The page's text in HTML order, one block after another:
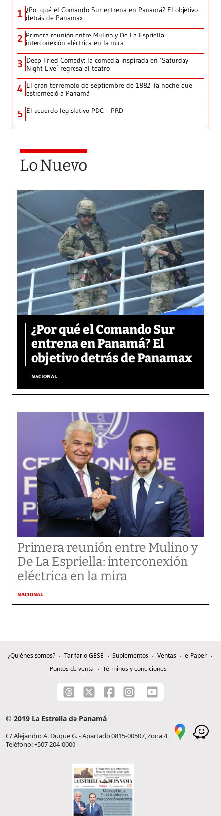
1 ¿Por qué el Comando Sur entrena en Panamá? El objetivo
detrás de Panamax
2 Primera reunión entre Mulino y De La Espriella:
interconexión eléctrica en la mira
3 Deep Fried Comedy: la comedia inspirada en ‘Saturday
Night Live’ regresa al teatro
4 El gran terremoto de septiembre de 1882: la noche que
estremeció a Panamá
5 El acuerdo legislativo PDC – PRD
Lo Nuevo
¿Por qué el Comando Sur
entrena en Panamá? El
objetivo detrás de Panamax
NACIONAL
Primera reunión entre Mulino y
De La Espriella: interconexión
eléctrica en la mira
NACIONAL
¿Quiénes somos? Tarifario GESE Suplementos Ventas
e-Paper
Puntos de venta
Términos y condiciones
© 2019 La Estrella de Panamá
C/ Alejandro A. Duque G. - Apartado 0815-00507, Zona 4
Teléfono: +507 204-0000